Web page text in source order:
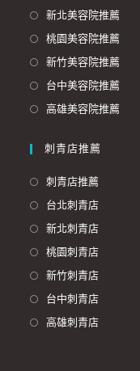
新北美容院推薦
桃園美容院推薦
新竹美容院推薦
台中美容院推薦
高雄美容院推薦
刺青店推薦
刺青店推薦
台北刺青店
新北刺青店
桃園刺青店
新竹刺青店
台中刺青店
高雄刺青店